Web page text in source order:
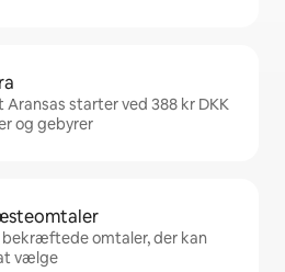
Aransas starter ved 388 kr DKK
og gebyrer
bekræftede omtaler, der kan
vælge